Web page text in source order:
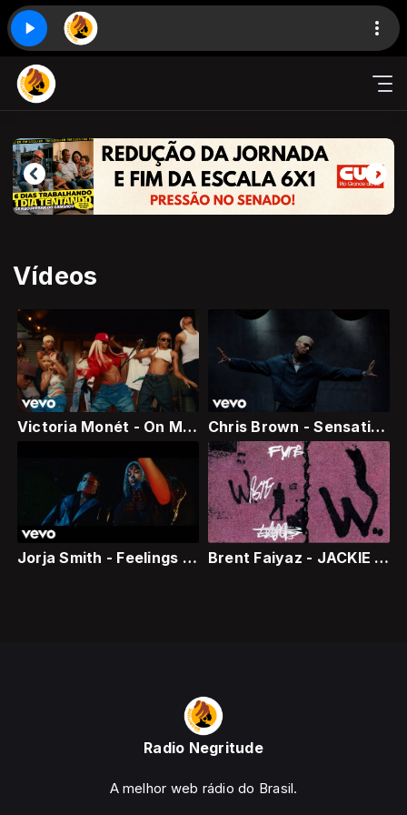
Vídeos
Victoria Monét - On My Mama Chris Brown - Sensational (Official Video) ft. Davido, Lojay
Jorja Smith - Feelings (feat. J Hus) Brent Faiyaz - JACKIE BROWN [Official Audio]
Radio Negritude
A melhor web rádio do Brasil.